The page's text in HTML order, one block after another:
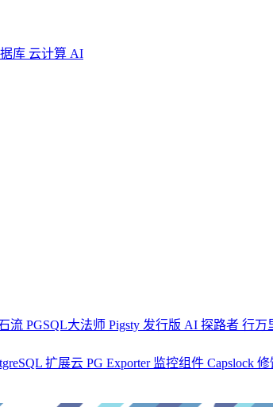
库 云计算 AI
流 PGSQL大法师 Pigsty 发行版 AI 探路者 行万
扩展云 PG Exporter 监控组件 Capslock